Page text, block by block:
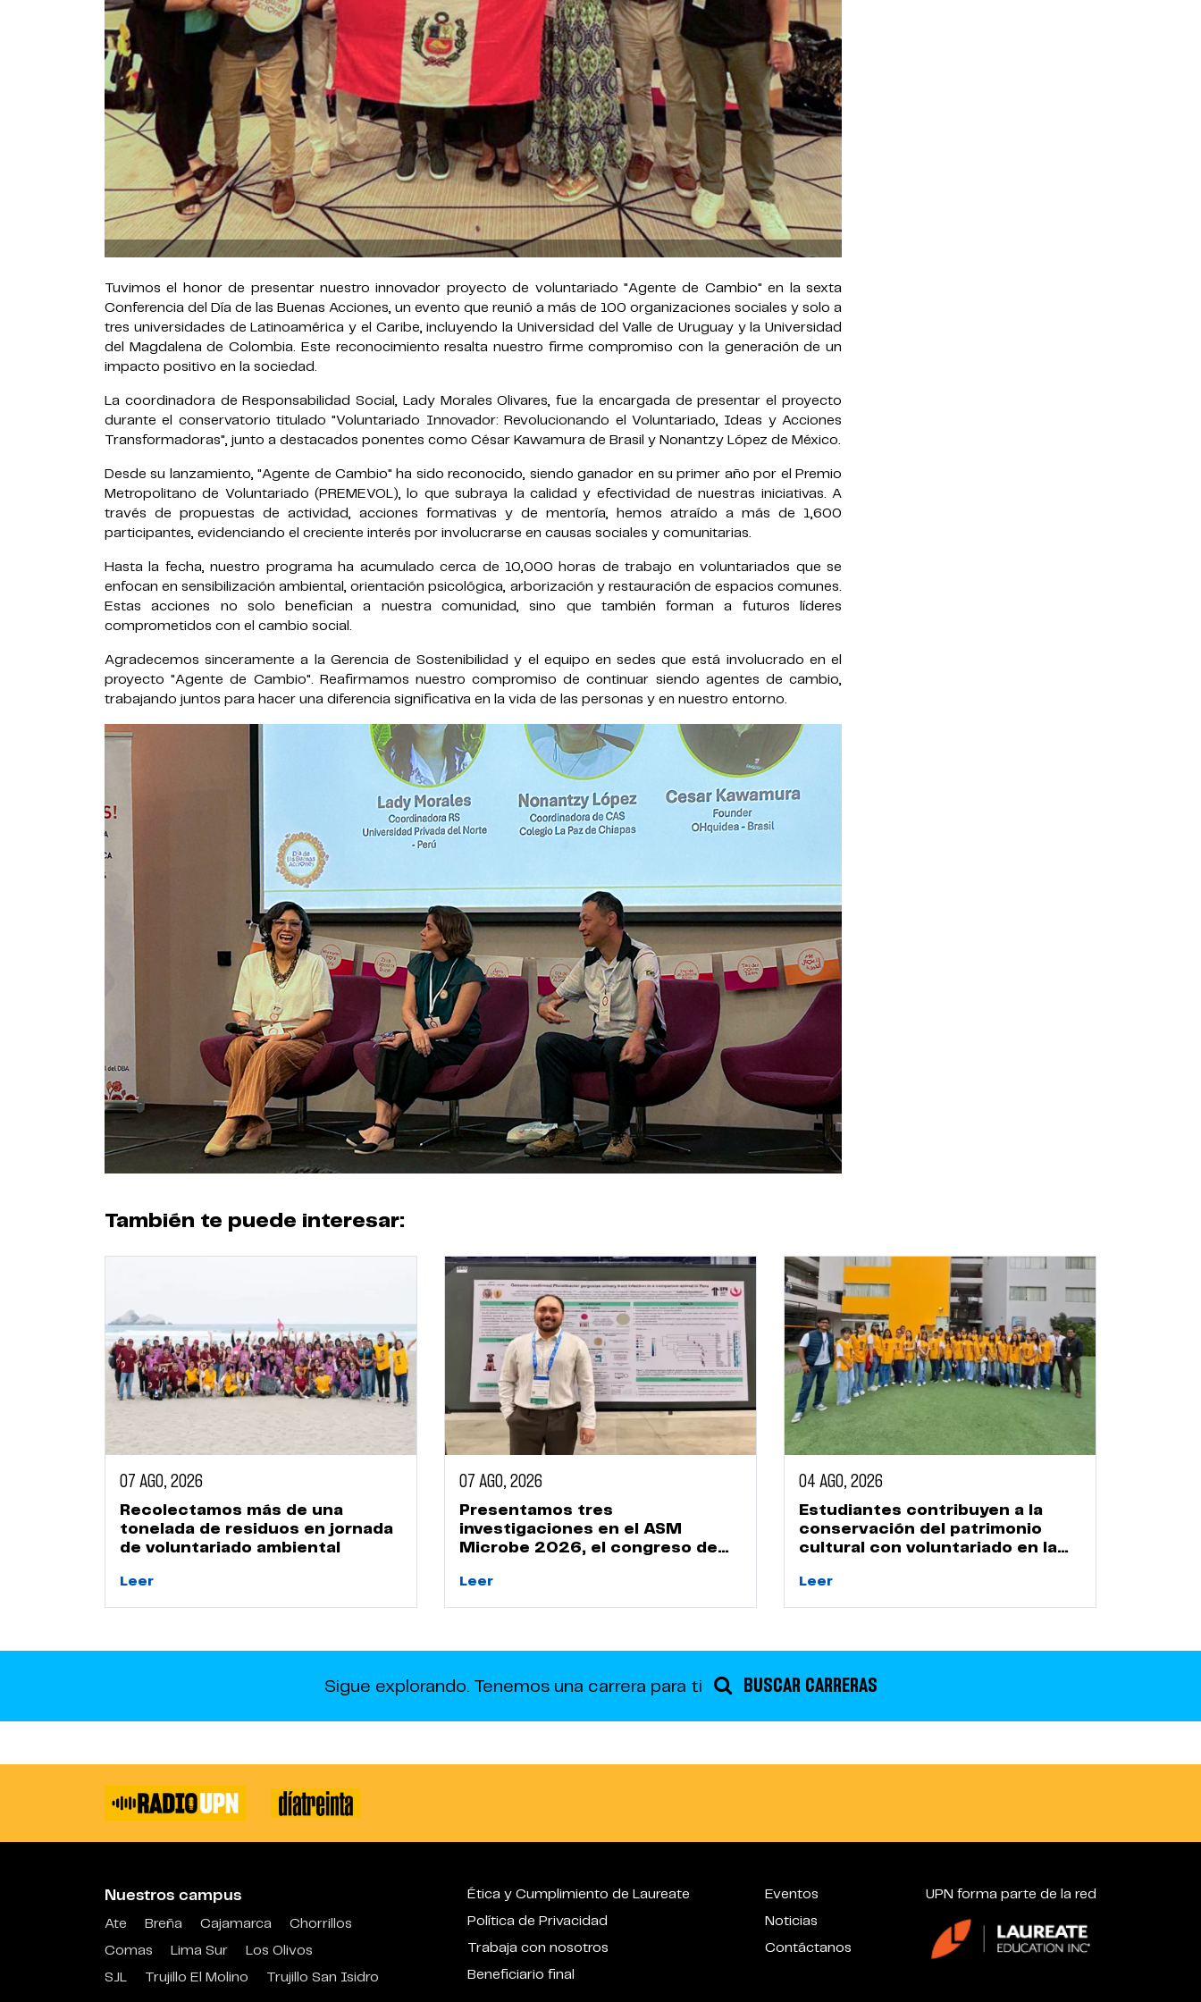
Tuvimos el honor de presentar nuestro innovador proyecto de voluntariado "Agente de Cambio" en la sexta
Conferencia del Día de las Buenas Acciones, un evento que reunió a más de 100 organizaciones sociales y solo a
tres universidades de Latinoamérica y el Caribe, incluyendo la Universidad del Valle de Uruguay y la Universidad
del Magdalena de Colombia. Este reconocimiento resalta nuestro firme compromiso con la generación de un
impacto positivo en la sociedad.
La coordinadora de Responsabilidad Social, Lady Morales Olivares, fue la encargada de presentar el proyecto
durante el conservatorio titulado "Voluntariado Innovador: Revolucionando el Voluntariado, Ideas y Acciones
Transformadoras", junto a destacados ponentes como César Kawamura de Brasil y Nonantzy López de México.
Desde su lanzamiento, "Agente de Cambio" ha sido reconocido, siendo ganador en su primer año por el Premio
Metropolitano de Voluntariado (PREMEVOL), lo que subraya la calidad y efectividad de nuestras iniciativas. A
través de propuestas de actividad, acciones formativas y de mentoría, hemos atraído a más de 1,600
participantes, evidenciando el creciente interés por involucrarse en causas sociales y comunitarias.
Hasta la fecha, nuestro programa ha acumulado cerca de 10,000 horas de trabajo en voluntariados que se
enfocan en sensibilización ambiental, orientación psicológica, arborización y restauración de espacios comunes.
Estas acciones no solo benefician a nuestra comunidad, sino que también forman a futuros líderes
comprometidos con el cambio social.
Agradecemos sinceramente a la Gerencia de Sostenibilidad y el equipo en sedes que está involucrado en el
proyecto "Agente de Cambio". Reafirmamos nuestro compromiso de continuar siendo agentes de cambio,
trabajando juntos para hacer una diferencia significativa en la vida de las personas y en nuestro entorno.
También te puede interesar:
07 AGO, 2026
Recolectamos más de una
tonelada de residuos en jornada
de voluntariado ambiental
Leer
07 AGO, 2026
Presentamos tres
investigaciones en el ASM
Microbe 2026, el congreso de
del mundo
Leer
04 AGO, 2026
Estudiantes contribuyen a la
conservación del patrimonio
cultural con voluntariado en la
Leer
Sigue explorando. Tenemos una carrera para ti BUSCAR CARRERAS
Nuestros campus
Ate Breña Cajamarca
Chorrillos
Comas
Lima Sur
Los Olivos
SJL
Trujillo El Molino Trujillo San Isidro
Ética y Cumplimiento de Laureate
Política de Privacidad
Trabaja con nosotros
Beneficiario final
Eventos
Noticias
Contáctanos
UPN forma parte de la red